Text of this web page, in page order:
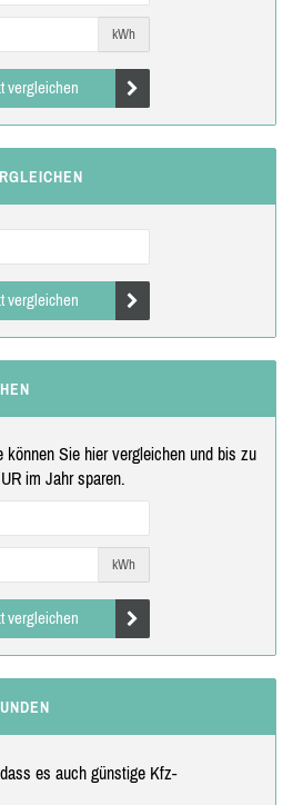
kWh
vergleichen
vergleichen
können Sie hier vergleichen und bis zu
im Jahr sparen.
kWh
vergleichen
es auch günstige Kfz-